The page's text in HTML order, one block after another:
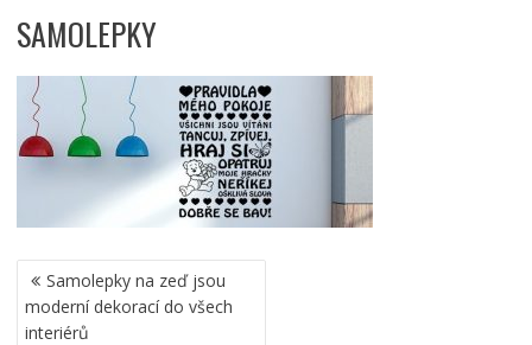
SAMOLEPKY
NAVIGACE
PRO
PŘÍSPĚVEK
Samolepky na zeď jsou
moderní dekorací do všech
interiérů